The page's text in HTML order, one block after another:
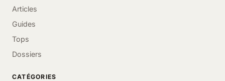
Articles
Guides
Tops
Dossiers
CATÉGORIES